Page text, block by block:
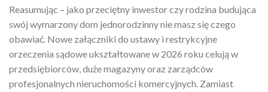
Reasumując – jako przeciętny inwestor czy rodzina budująca
swój wymarzony dom jednorodzinny nie masz się czego
obawiać. Nowe załączniki do ustawy i restrykcyjne
orzeczenia sądowe ukształtowane w 2026 roku celują w
przedsiębiorców, duże magazyny oraz zarządców
profesjonalnych nieruchomości komercyjnych. Zamiast